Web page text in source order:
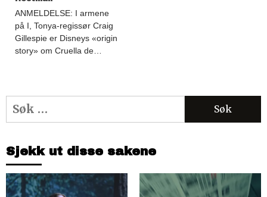
ANMELDELSE: I armene
på I, Tonya-regissør Craig
Gillespie er Disneys «origin
story» om Cruella de…
Søk
etter:
Sjekk ut disse sakene